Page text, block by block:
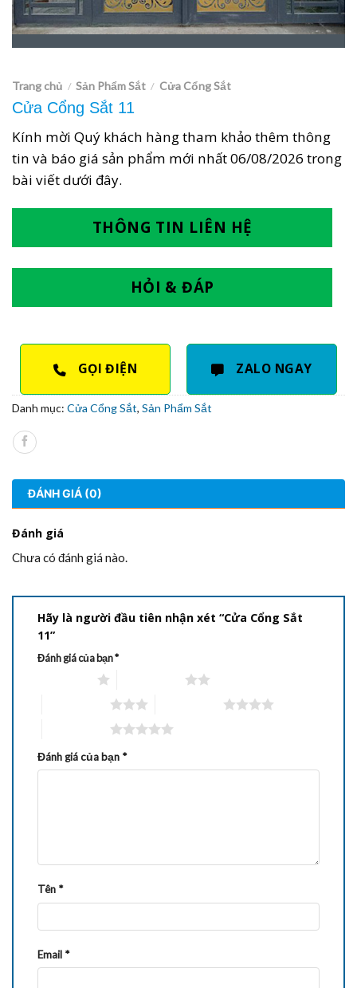
Trang chủ / Sản Phẩm Sắt / Cửa Cổng Sắt
Cửa Cổng Sắt 11
Kính mời Quý khách hàng tham khảo thêm thông
tin và báo giá sản phẩm mới nhất06/08/2026 trong
bài viết dưới đây.
THÔNG TIN LIÊN HỆ
HỎI & ĐÁP
GỌI ĐIỆN ZALO NGAY
Danh mục: Cửa Cổng Sắt, Sản Phẩm Sắt
ĐÁNH GIÁ (0)
Đánh giá
Chưa có đánh giá nào.
Hãy là người đầu tiên nhận xét “Cửa Cổng Sắt
11”
Đánh giá của bạn*
Đánh giá của bạn *
Tên *
Email *